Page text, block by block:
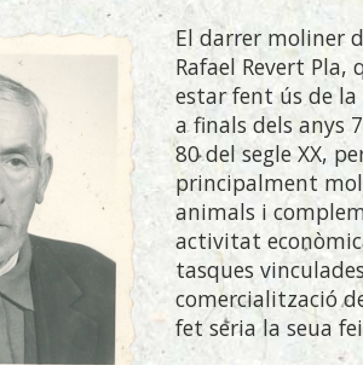
El darrer moliner
Rafael Revert Pla,
estar fent ús de
a finals dels anys
80 del segle XX,
principalment
animals i
activitat
tasques
comercialització
fet seria la seua